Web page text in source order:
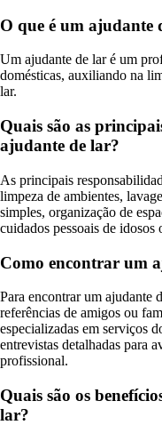
O que é um ajudante
Um ajudante de lar é um
domésticas, auxiliando na
lar.
Quais são as
ajudante de lar?
As principais
limpeza de ambientes,
simples, organização de
cuidados pessoais de idosos
Como encontrar um
Para encontrar um ajudante
referências de amigos ou
especializadas em serviços
entrevistas detalhadas para
profissional.
Quais são os
lar?